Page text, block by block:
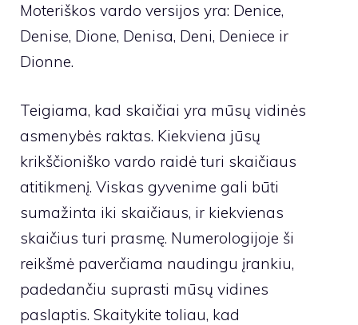
Moteriškos vardo versijos yra: Denice,
Denise, Dione, Denisa, Deni, Deniece ir
Dionne.
Teigiama, kad skaičiai yra mūsų vidinės
asmenybės raktas. Kiekviena jūsų
krikščioniško vardo raidė turi skaičiaus
atitikmenį. Viskas gyvenime gali būti
sumažinta iki skaičiaus, ir kiekvienas
skaičius turi prasmę. Numerologijoje ši
reikšmė paverčiama naudingu įrankiu,
padedančiu suprasti mūsų vidines
paslaptis. Skaitykite toliau, kad